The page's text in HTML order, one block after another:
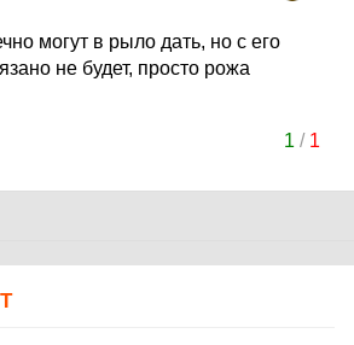
могут в рыло дать, но с его
не будет, просто рожа
1 / 1